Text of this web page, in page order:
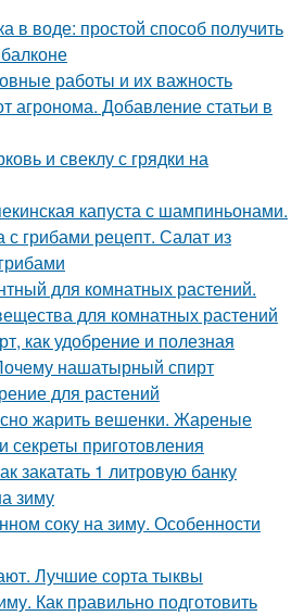
в воде: простой способ получить
работы и их важность
агронома. Добавление статьи в
и свеклу с грядки на
капуста с шампиньонами.
с грибами рецепт. Салат из
для комнатных растений.
для комнатных растений
как удобрение и полезная
нашатырный спирт
для растений
жарить вешенки. Жареные
приготовления
закатать 1 литровую банку
зиму
соку на зиму. Особенности
Лучшие сорта тыквы
Как правильно подготовить